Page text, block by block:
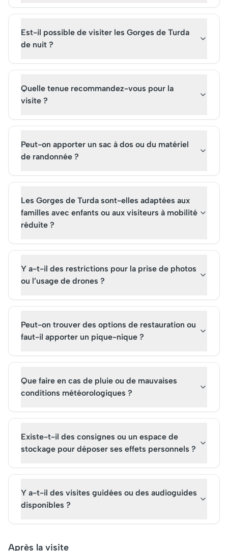
Est-il possible de visiter les Gorges de Turda
de nuit ?
Quelle tenue recommandez-vous pour la
visite ?
Peut-on apporter un sac à dos ou du matériel
de randonnée ?
Les Gorges de Turda sont-elles adaptées aux
familles avec enfants ou aux visiteurs à mobilité
réduite ?
Y a-t-il des restrictions pour la prise de photos
ou l’usage de drones ?
Peut-on trouver des options de restauration ou
faut-il apporter un pique-nique ?
Que faire en cas de pluie ou de mauvaises
conditions météorologiques ?
Existe-t-il des consignes ou un espace de
stockage pour déposer ses effets personnels ?
Y a-t-il des visites guidées ou des audioguides
disponibles ?
Après la visite